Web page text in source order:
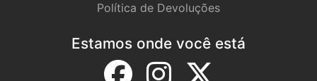
Política de Devoluções
Estamos onde você está